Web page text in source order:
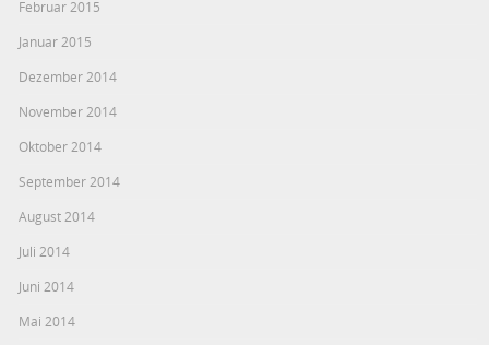
Februar 2015
Januar 2015
Dezember 2014
November 2014
Oktober 2014
September 2014
August 2014
Juli 2014
Juni 2014
Mai 2014